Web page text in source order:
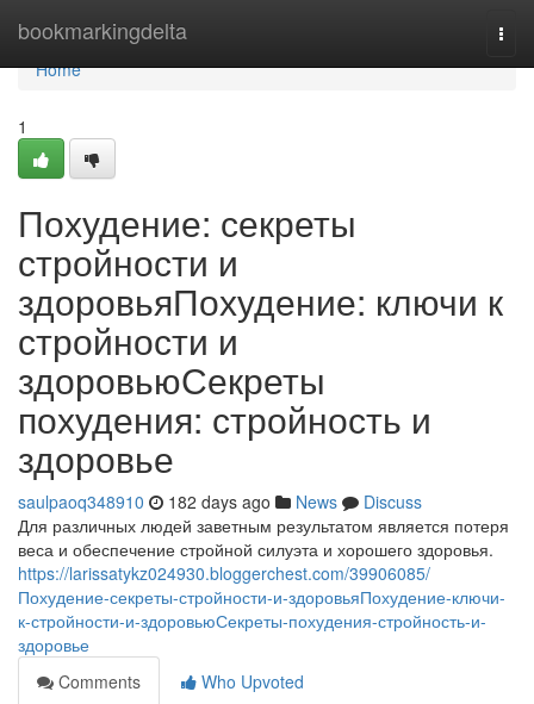
bookmarkingdelta
Home
Home
1
Похудение: секреты
стройности и
здоровьяПохудение: ключи к
стройности и
здоровьюСекреты
похудения: стройность и
здоровье
saulpaoq348910 182 days ago News
Discuss
Для различных людей заветным результатом является потеря
веса и обеспечение стройной силуэта и хорошего здоровья.
https://larissatykz024930.bloggerchest.com/39906085/
Похудение-секреты-стройности-и-здоровьяПохудение-ключи-
к-стройности-и-здоровьюСекреты-похудения-стройность-и-
здоровье
Comments
Who Upvoted